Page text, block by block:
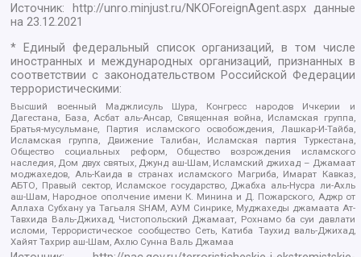
Источник: http://unro.minjust.ru/NKOForeignAgent.aspxданные
на23.12.2021
* Единый федеральный список организаций, в том числе
иностранных и международных организаций, признанных в
соответствии с законодательством Российской Федерации
террористическими:
Высший военный Маджлисуль Шура, Конгресс народов Ичкерии и
Дагестана, База, Асбат аль-Ансар, Священная война, Исламская группа,
Братья-мусульмане, Партия исламского освобождения, Лашкар-И-Тайба,
Исламская группа, Движение Талибан, Исламская партия Туркестана,
Общество социальных реформ, Общество возрождения исламского
наследия, Дом двух святых, Джунд аш-Шам, Исламский джихад – Джамаат
моджахедов, Аль-Каида в странах исламского Магриба, Имарат Кавказ,
АБТО, Правый сектор, Исламское государство, Джабха аль-Нусра ли-Ахль
аш-Шам, Народное ополчение имени К. Минина и Д. Пожарского, Аджр от
Аллаха Субхану уа Тагьаля SHAM, АУМ Синрике, Муджахеды джамаата Ат-
Тавхида Валь-Джихад, Чистопольский Джамаат, Рохнамо ба суи давлати
исломи, Террористическое сообщество Сеть, Катиба Таухид валь-Джихад,
Хайят Тахрир аш-Шам, Ахлю Сунна Валь Джамаа